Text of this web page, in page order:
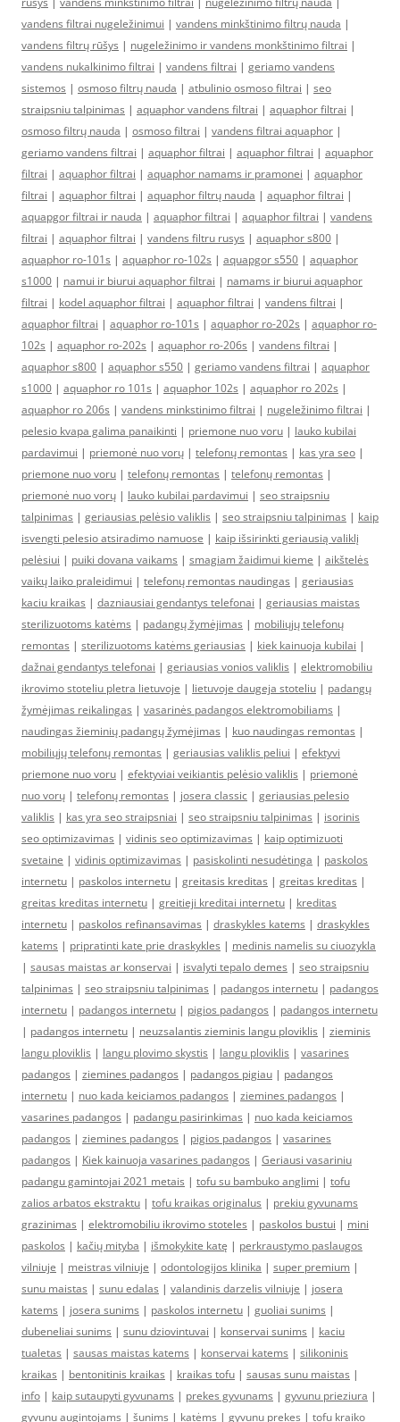
vandens filtrai nugeležinimui | vandens minkštinimo filtrų nauda |
vandens filtrų rūšys | nugeležinimo ir vandens monkštinimo filtrai |
vandens nukalkinimo filtrai | vandens filtrai | geriamo vandens
sistemos | osmoso filtrų nauda | atbulinio osmoso filtrai | seo
straipsniu talpinimas | aquaphor vandens filtrai | aquaphor filtrai |
osmoso filtrų nauda | osmoso filtrai | vandens filtrai aquaphor |
geriamo vandens filtrai | aquaphor filtrai | aquaphor filtrai | aquaphor
filtrai | aquaphor filtrai | aquaphor namams ir pramonei | aquaphor
filtrai | aquaphor filtrai | aquaphor filtrų nauda | aquaphor filtrai |
aquapgor filtrai ir nauda | aquaphor filtrai | aquaphor filtrai | vandens
filtrai | aquaphor filtrai | vandens filtru rusys | aquaphor s800 |
aquaphor ro-101s | aquaphor ro-102s | aquapgor s550 | aquaphor
s1000 | namui ir biurui aquaphor filtrai | namams ir biurui aquaphor
filtrai | kodel aquaphor filtrai | aquaphor filtrai | vandens filtrai |
aquaphor filtrai | aquaphor ro-101s | aquaphor ro-202s | aquaphor ro-
102s | aquaphor ro-202s | aquaphor ro-206s | vandens filtrai |
aquaphor s800 | aquaphor s550 | geriamo vandens filtrai | aquaphor
s1000 | aquaphor ro 101s | aquaphor 102s | aquaphor ro 202s |
aquaphor ro 206s | vandens minkstinimo filtrai | nugeležinimo filtrai |
pelesio kvapa galima panaikinti | priemone nuo voru | lauko kubilai
pardavimui | priemonė nuo vorų | telefonų remontas | kas yra seo |
priemone nuo voru | telefonų remontas | telefonų remontas |
priemonė nuo vorų | lauko kubilai pardavimui | seo straipsniu
talpinimas | geriausias pelėsio valiklis | seo straipsniu talpinimas | kaip
isvengti pelesio atsiradimo namuose | kaip išsirinkti geriausią valiklį
pelėsiui | puiki dovana vaikams | smagiam žaidimui kieme | aikštelės
vaikų laiko praleidimui | telefonų remontas naudingas | geriausias
kaciu kraikas | dazniausiai gendantys telefonai | geriausias maistas
sterilizuotoms katėms | padangų žymėjimas | mobiliųjų telefonų
remontas | sterilizuotoms katėms geriausias | kiek kainuoja kubilai |
dažnai gendantys telefonai | geriausias vonios valiklis | elektromobiliu
ikrovimo stoteliu pletra lietuvoje | lietuvoje daugeja stoteliu | padangų
žymėjimas reikalingas | vasarinės padangos elektromobiliams |
naudingas žieminių padangų žymėjimas | kuo naudingas remontas |
mobiliųjų telefonų remontas | geriausias valiklis peliui | efektyvi
priemone nuo voru | efektyviai veikiantis pelėsio valiklis | priemonė
nuo vorų | telefonų remontas | josera classic | geriausias pelesio
valiklis | kas yra seo straipsniai | seo straipsniu talpinimas | isorinis
seo optimizavimas | vidinis seo optimizavimas | kaip optimizuoti
svetaine | vidinis optimizavimas | pasiskolinti nesudėtinga | paskolos
internetu | paskolos internetu | greitasis kreditas | greitas kreditas |
greitas kreditas internetu | greitieji kreditai internetu | kreditas
internetu | paskolos refinansavimas | draskykles katems | draskykles
katems | pripratinti kate prie draskykles | medinis namelis su ciuozykla
| sausas maistas ar konservai | isvalyti tepalo demes | seo straipsniu
talpinimas | seo straipsniu talpinimas | padangos internetu | padangos
internetu | padangos internetu | pigios padangos | padangos internetu
| padangos internetu | neuzsalantis zieminis langu ploviklis | zieminis
langu ploviklis | langu plovimo skystis | langu ploviklis | vasarines
padangos | ziemines padangos | padangos pigiau | padangos
internetu | nuo kada keiciamos padangos | ziemines padangos |
vasarines padangos | padangu pasirinkimas | nuo kada keiciamos
padangos | ziemines padangos | pigios padangos | vasarines
padangos | Kiek kainuoja vasarines padangos | Geriausi vasariniu
padangu gamintojai 2021 metais | tofu su bambuko anglimi | tofu
zalios arbatos ekstraktu | tofu kraikas originalus | prekiu gyvunams
grazinimas | elektromobiliu ikrovimo stoteles | paskolos bustui | mini
paskolos | kačių mityba | išmokykite katę | perkraustymo paslaugos
vilniuje | meistras vilniuje | odontologijos klinika | super premium |
sunu maistas | sunu edalas | valandinis darzelis vilniuje | josera
katems | josera sunims | paskolos internetu | guoliai sunims |
dubeneliai sunims | sunu dziovintuvai | konservai sunims | kaciu
tualetas | sausas maistas katems | konservai katems | silikoninis
kraikas | bentonitinis kraikas | kraikas tofu | sausas sunu maistas |
info | kaip sutaupyti gyvunams | prekes gyvunams | gyvunu prieziura |
gyvunu augintojams | šunims | katėms | gyvunu prekes | tofu kraiko